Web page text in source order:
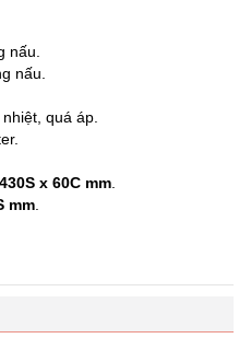
nấu.
nấu.
quá áp.
x 60C mm.
mm.